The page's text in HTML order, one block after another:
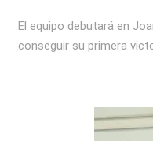
El equipo debutará en
conseguir su primera